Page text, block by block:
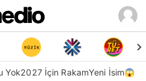
Yok2027 İçin RakamYeni İsim😱